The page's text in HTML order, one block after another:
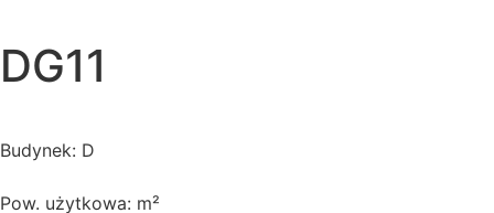
DG11
Budynek: D
Pow. użytkowa: m²